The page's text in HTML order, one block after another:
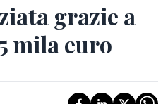
grazie a
mila euro